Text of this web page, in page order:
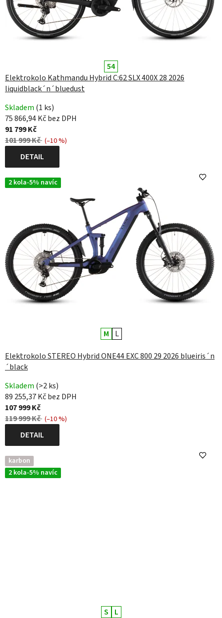
54
Elektrokolo Kathmandu Hybrid C:62 SLX 400X 28 2026
liquidblack´n´bluedust
Skladem (1 ks)
75 866,94 Kč bez DPH
91 799 Kč
101 999 Kč (–10 %)
DETAIL
2 kola-5% navíc
M L
Elektrokolo STEREO Hybrid ONE44 EXC 800 29 2026 blueiris´n
´black
Skladem (>2 ks)
89 255,37 Kč bez DPH
107 999 Kč
119 999 Kč (–10 %)
DETAIL
karbon
2 kola-5% navíc
S L